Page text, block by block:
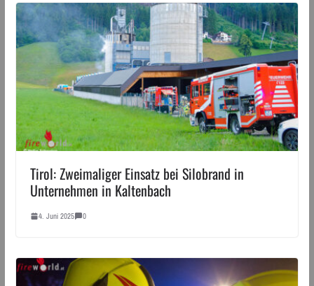
Tirol: Zweimaliger Einsatz bei Silobrand in
Unternehmen in Kaltenbach
4. Juni 2025 0